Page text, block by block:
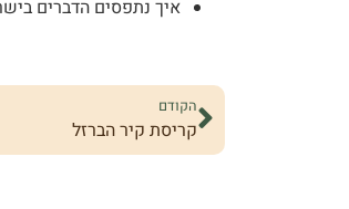
איך נתפסים הדברים
הקודם
קריסת קיר הברזל